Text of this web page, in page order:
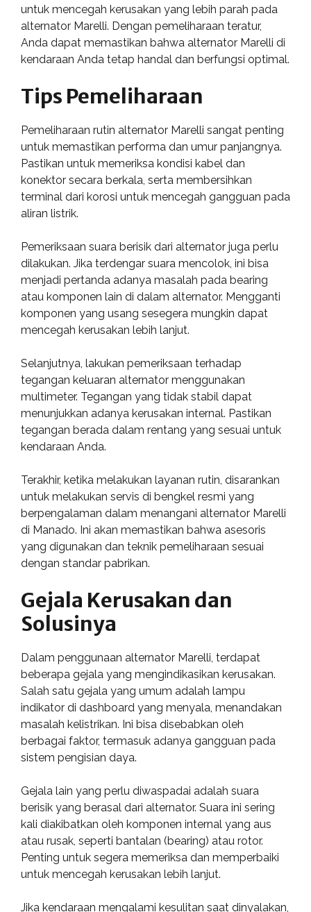
untuk mencegah kerusakan yang lebih parah pada
alternator Marelli. Dengan pemeliharaan teratur,
Anda dapat memastikan bahwa alternator Marelli di
kendaraan Anda tetap handal dan berfungsi optimal.
Tips Pemeliharaan
Pemeliharaan rutin alternator Marelli sangat penting
untuk memastikan performa dan umur panjangnya.
Pastikan untuk memeriksa kondisi kabel dan
konektor secara berkala, serta membersihkan
terminal dari korosi untuk mencegah gangguan pada
aliran listrik.
Pemeriksaan suara berisik dari alternator juga perlu
dilakukan. Jika terdengar suara mencolok, ini bisa
menjadi pertanda adanya masalah pada bearing
atau komponen lain di dalam alternator. Mengganti
komponen yang usang sesegera mungkin dapat
mencegah kerusakan lebih lanjut.
Selanjutnya, lakukan pemeriksaan terhadap
tegangan keluaran alternator menggunakan
multimeter. Tegangan yang tidak stabil dapat
menunjukkan adanya kerusakan internal. Pastikan
tegangan berada dalam rentang yang sesuai untuk
kendaraan Anda.
Terakhir, ketika melakukan layanan rutin, disarankan
untuk melakukan servis di bengkel resmi yang
berpengalaman dalam menangani alternator Marelli
di Manado. Ini akan memastikan bahwa asesoris
yang digunakan dan teknik pemeliharaan sesuai
dengan standar pabrikan.
Gejala Kerusakan dan
Solusinya
Dalam penggunaan alternator Marelli, terdapat
beberapa gejala yang mengindikasikan kerusakan.
Salah satu gejala yang umum adalah lampu
indikator di dashboard yang menyala, menandakan
masalah kelistrikan. Ini bisa disebabkan oleh
berbagai faktor, termasuk adanya gangguan pada
sistem pengisian daya.
Gejala lain yang perlu diwaspadai adalah suara
berisik yang berasal dari alternator. Suara ini sering
kali diakibatkan oleh komponen internal yang aus
atau rusak, seperti bantalan (bearing) atau rotor.
Penting untuk segera memeriksa dan memperbaiki
untuk mencegah kerusakan lebih lanjut.
Jika kendaraan mengalami kesulitan saat dinyalakan,